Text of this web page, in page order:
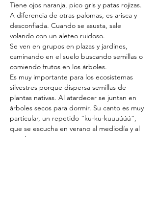
Tiene ojos naranja, pico gris y patas rojizas.
A diferencia de otras palomas, es arisca y
desconfiada. Cuando se asusta, sale
volando con un aleteo ruidoso.
Se ven en grupos en plazas y jardines,
caminando en el suelo buscando semillas o
comiendo frutos en los árboles.
Es muy importante para los ecosistemas
silvestres porque dispersa semillas de
plantas nativas. Al atardecer se juntan en
árboles secos para dormir. Su canto es muy
particular, un repetido “ku-ku-kuuuúúú”,
que se escucha en verano al mediodía y al
anochecer.